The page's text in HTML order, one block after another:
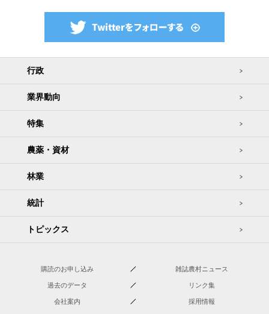
行政
業界動向
特集
農薬・資材
林業
統計
トピックス
購読のお申し込み 雑誌農村ニュース
過去のデータ リンク集
会社案内 採用情報